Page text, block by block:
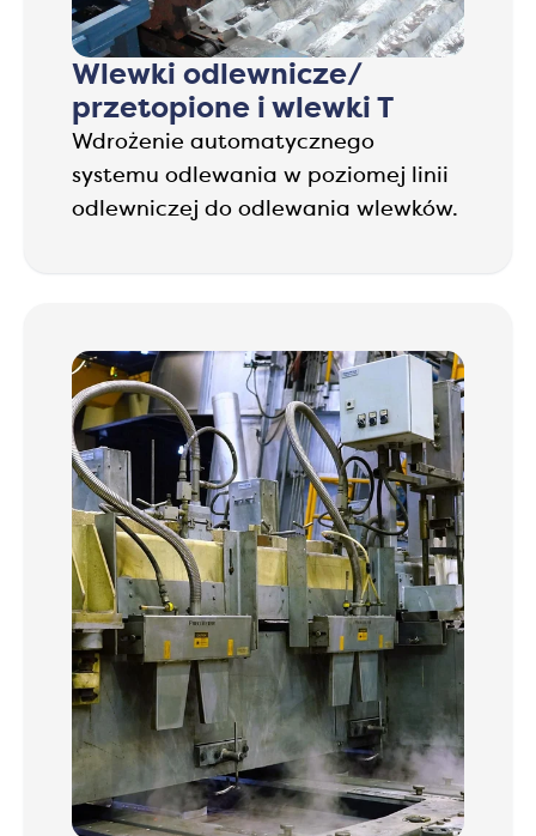
Wlewki odlewnicze/
przetopione i wlewki T
Wdrożenie automatycznego
systemu odlewania w poziomej linii
odlewniczej do odlewania wlewków.